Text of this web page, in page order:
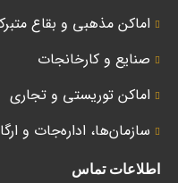
اماکن مذهبی و بقاع
صنایع و کارخانجات
اماکن توریستی و تجاری
سازمان‌ها، اداره‌جات و
اطلاعات تماس